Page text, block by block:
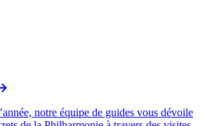
notre équipe de guides vous dévoile